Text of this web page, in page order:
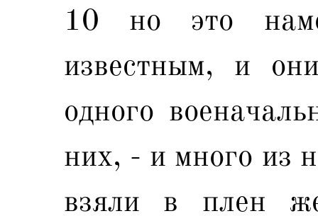
10 но это
известным, и
одного
них, - и много из
взяли в плен